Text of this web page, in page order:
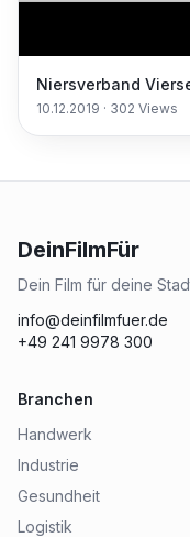
Niersverband
10.12.2019 · 302 Views
DeinFilmFür
Dein Film für deine
info@deinfilmfuer.de
+49 241 9978 300
Branchen
Handwerk
Industrie
Gesundheit
Logistik